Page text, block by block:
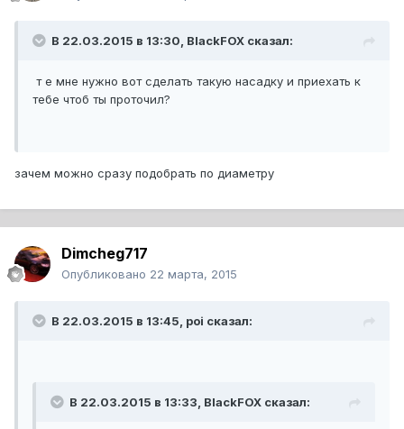
В 22.03.2015 в 13:30, BlackFOX сказал:
т е мне нужно вот сделать такую насадку и приехать к
тебе чтоб ты проточил?
зачем можно сразу подобрать по диаметру
Dimcheg717
Опубликовано 22 марта, 2015
В 22.03.2015 в 13:45, poi сказал:
В 22.03.2015 в 13:33, BlackFOX сказал: